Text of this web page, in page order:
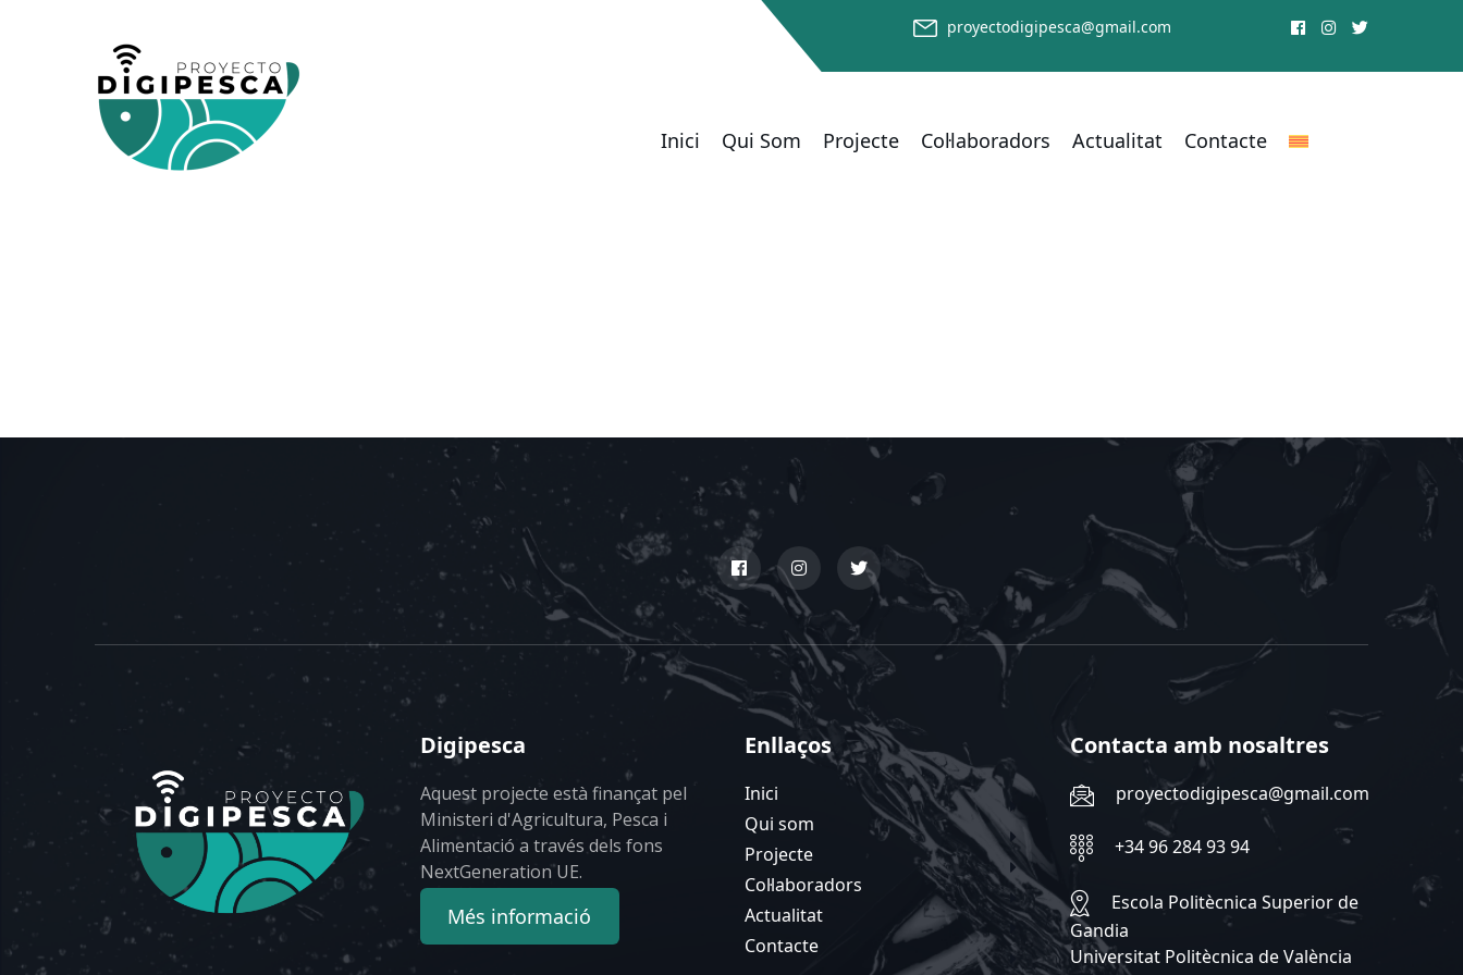
proyectodigipesca@gmail.com
Inici Qui Som Projecte Col·laboradors Actualitat Contacte
Digipesca
Aquest projecte està finançat pel
Ministeri d'Agricultura, Pesca i
Alimentació a través dels fons
NextGeneration UE.
Més informació
Enllaços
Inici
Qui som
Projecte
Col·laboradors
Actualitat
Contacte
Contacta amb nosaltres
proyectodigipesca@gmail.com
+34 96 284 93 94
Escola Politècnica Superior de
Gandia
Universitat Politècnica de València